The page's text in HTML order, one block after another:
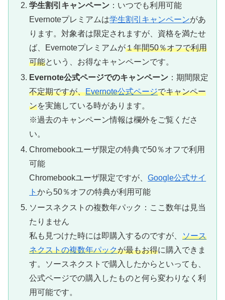
学生割引キャンペーン ：いつでも利用可能
Evernoteプレミアムは学生割引キャンペーンがあ
ります。対象者は限定されますが、資格を満たせ
ば、Evernoteプレミアムが１年間50％オフで利用
可能という、お得なキャンペーンです。
Evernote公式ページでのキャンペーン ：期間限定
不定期ですが、Evernote公式ページでキャンペー
ンを実施している時があります。
※過去のキャンペーン情報は欄外をご覧くださ
い。
Chromebookユーザ限定の特典で50％オフで利用
可能
Chromebookユーザ限定ですが、Google公式サイ
トから50％オフの特典が利用可能
ソースネクストの複数年パック：ここ数年は見当
たりません
私も見つけた時には即購入するのですが、 ソース
ネクストの複数年パックが最もお得に購入できま
す。ソースネクストで購入したからといっても、
公式ページでの購入したものと何ら変わりなく利
用可能です。